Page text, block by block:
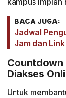
kampus impian
BACA JUGA:
Jadwal
Jam dan
Countdown
Diakses
Untuk